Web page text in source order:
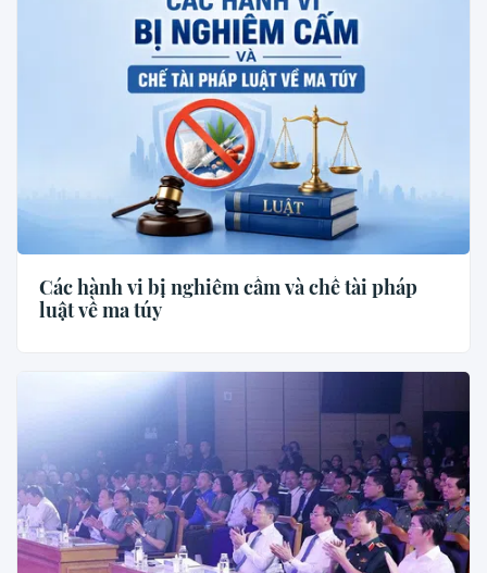
Các hành vi bị nghiêm cấm và chế tài pháp
luật về ma túy